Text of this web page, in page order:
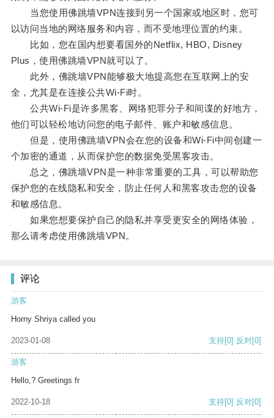
当您使用佛跳墙VPN连接到另一个国家或地区时，您可
以访问当地的网络服务和内容，而不受地理位置的约束。
比如，您在国内想要看国外的Netflix, HBO, Disney
Plus，使用佛跳墙VPN就可以了。
此外，佛跳墙VPN能够极大地提高您在互联网上的安
全，尤其是在连接公共Wi-Fi时。
公共Wi-Fi是许多黑客、网络犯罪分子和间谍的好地方，
他们可以轻松地访问您的电子邮件、账户和敏感信息。
但是，使用佛跳墙VPN会在您的设备和Wi-Fi中间创建一
个加密的通道，从而保护您的数据免受黑客攻击。
总之，佛跳墙VPN是一种非常重要的工具，可以帮助您
保护您的在线隐私和安全，防止任何人和黑客攻击您的设备
和敏感信息。
如果您想要保护自己的隐私并享受更安全的网络体验，
那么请考虑使用佛跳墙VPN。
评论
游客
Horny Shriya called you
2023-01-08 支持[0] 反对[0]
游客
Hello,? Greetings fr
2022-10-18 支持[0] 反对[0]